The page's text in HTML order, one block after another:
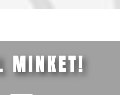
MINKET!